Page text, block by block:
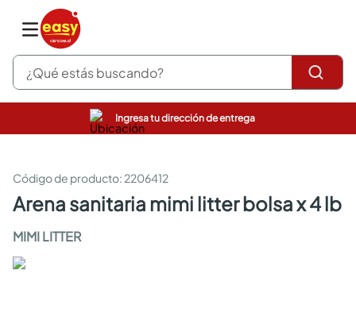
¿Qué estás buscando?
Ingresa tu dirección de entrega
: 2206412
arena sanitaria mimi litter bolsa x 4 lb
MIMI LITTER
pinturas
sanitarios
comedor
pisos
armarios closet